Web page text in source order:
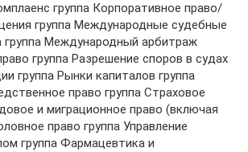
группа Корпоративное право/
группа Международные судебные
группа Международный арбитраж
группа Разрешение споров в судах
группа Рынки капиталов группа
право группа Страховое
и миграционное право (включая
право группа Управление
группа Фармацевтика и